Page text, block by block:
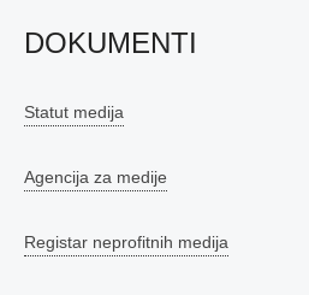
DOKUMENTI
Statut medija
Agencija za medije
Registar neprofitnih medija